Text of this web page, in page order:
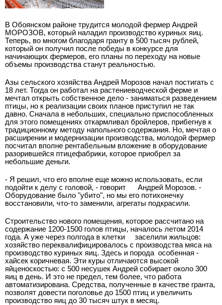
В Обоянском районе трудится молодой фермер Андрей
МОРОЗОВ, который наладил производство куриных яиц.
Теперь, во многом благодаря гранту в 500 тысяч рублей,
который он получил после победы в конкурсе для
начинающих фермеров, его планы по переходу на новые
объемы производства станут реальностью.
Азы сельского хозяйства Андрей Морозов начал постигать с
18 лет. Тогда он работал на растениеводческой ферме и
мечтал открыть собственное дело - заниматься разведением
птицы, но к реализации своих планов приступил не так
давно. Сначала в небольших, специально приспособленных
для этого помещениях откармливал бройлеров, прибегнув к
традиционному методу напольного содержания. Но, мечтая о
расширении и модернизации производства, молодой фермер
посчитал вполне рентабельным вложение в оборудование
разорившейся птицефабрики, которое приобрел за
небольшие деньги.
- Я решил, что его вполне еще можно использовать, если
подойти к делу с головой, - говорит
Андрей Морозов. -
Оборудование было "убито", но мы его потихонечку
восстановили, что-то заменили, агрегаты подкрасили.
Строительство нового помещения, которое рассчитано на
содержание 1200-1500 голов птицы, началось летом 2014
года. А уже через полгода в клетки
заселили жильцов:
хозяйство переквалифицировалось с производства мяса на
производство куриных яиц. Здесь и порода особенная -
хайсек коричневая. Эти куры отличаются высокой
яйценоскостью: с 500 несушек Андрей собирает около 300
яиц в день. И это не предел, тем более, что работа
автоматизирована. Средства, полученные в качестве гранта,
позволят довести поголовье до 1500 птиц и увеличить
производство яиц до 30 тысяч штук в месяц.